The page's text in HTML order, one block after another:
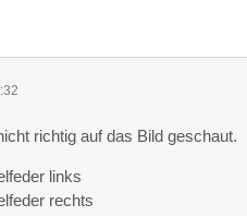
richtig auf das Bild geschaut.
links
rechts